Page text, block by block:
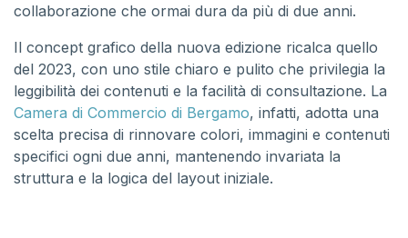
collaborazione che ormai dura da più di due anni.
Il concept grafico della nuova edizione ricalca quello
del 2023, con uno stile chiaro e pulito che privilegia la
leggibilità dei contenuti e la facilità di consultazione. La
Camera di Commercio di Bergamo, infatti, adotta una
scelta precisa di rinnovare colori, immagini e contenuti
specifici ogni due anni, mantenendo invariata la
struttura e la logica del layout iniziale.